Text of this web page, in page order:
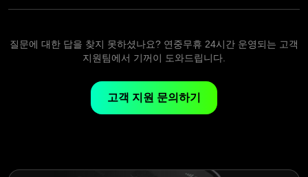
도구들을 레버리지하여 트레이딩 성과를 개선하는데 집중하실 수
이딩 및 입금 기반 보너스 등의 기능은 초보자도 사용할 수 있으며,
실제로 경험하며 트레이딩을 탐험할 수 있는 안전한 방법입니다. 이
력을 연마하며 성공을 위한 강력한 기반을 다지게 해줍니다.
질문에 대한 답을 찾지 못하셨나요? 연중무휴 24시간 운영되는 고객
지원팀에서 기꺼이 도와드립니다.
고객 지원 문의하기